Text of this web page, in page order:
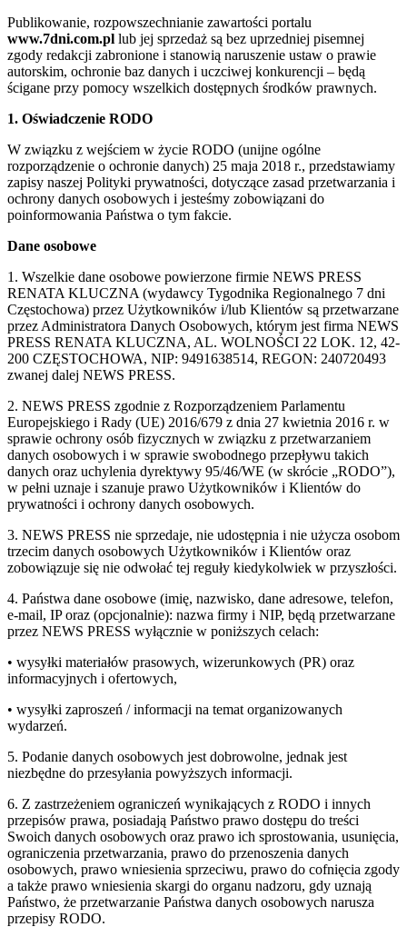
Publikowanie, rozpowszechnianie zawartości portalu
www.7dni.com.pl lub jej sprzedaż są bez uprzedniej pisemnej
zgody redakcji zabronione i stanowią naruszenie ustaw o prawie
autorskim, ochronie baz danych i uczciwej konkurencji – będą
ścigane przy pomocy wszelkich dostępnych środków prawnych.
1. Oświadczenie RODO
W związku z wejściem w życie RODO (unijne ogólne
rozporządzenie o ochronie danych) 25 maja 2018 r., przedstawiamy
zapisy naszej Polityki prywatności, dotyczące zasad przetwarzania i
ochrony danych osobowych i jesteśmy zobowiązani do
poinformowania Państwa o tym fakcie.
Dane osobowe
1. Wszelkie dane osobowe powierzone firmie NEWS PRESS
RENATA KLUCZNA (wydawcy Tygodnika Regionalnego 7 dni
Częstochowa) przez Użytkowników i/lub Klientów są przetwarzane
przez Administratora Danych Osobowych, którym jest firma NEWS
PRESS RENATA KLUCZNA, AL. WOLNOŚCI 22 LOK. 12, 42-
200 CZĘSTOCHOWA, NIP: 9491638514, REGON: 240720493
zwanej dalej NEWS PRESS.
2. NEWS PRESS zgodnie z Rozporządzeniem Parlamentu
Europejskiego i Rady (UE) 2016/679 z dnia 27 kwietnia 2016 r. w
sprawie ochrony osób fizycznych w związku z przetwarzaniem
danych osobowych i w sprawie swobodnego przepływu takich
danych oraz uchylenia dyrektywy 95/46/WE (w skrócie „RODO”),
w pełni uznaje i szanuje prawo Użytkowników i Klientów do
prywatności i ochrony danych osobowych.
3. NEWS PRESS nie sprzedaje, nie udostępnia i nie użycza osobom
trzecim danych osobowych Użytkowników i Klientów oraz
zobowiązuje się nie odwołać tej reguły kiedykolwiek w przyszłości.
4. Państwa dane osobowe (imię, nazwisko, dane adresowe, telefon,
e-mail, IP oraz (opcjonalnie): nazwa firmy i NIP, będą przetwarzane
przez NEWS PRESS wyłącznie w poniższych celach:
• wysyłki materiałów prasowych, wizerunkowych (PR) oraz
informacyjnych i ofertowych,
• wysyłki zaproszeń / informacji na temat organizowanych
wydarzeń.
5. Podanie danych osobowych jest dobrowolne, jednak jest
niezbędne do przesyłania powyższych informacji.
6. Z zastrzeżeniem ograniczeń wynikających z RODO i innych
przepisów prawa, posiadają Państwo prawo dostępu do treści
Swoich danych osobowych oraz prawo ich sprostowania, usunięcia,
ograniczenia przetwarzania, prawo do przenoszenia danych
osobowych, prawo wniesienia sprzeciwu, prawo do cofnięcia zgody
a także prawo wniesienia skargi do organu nadzoru, gdy uznają
Państwo, że przetwarzanie Państwa danych osobowych narusza
przepisy RODO.